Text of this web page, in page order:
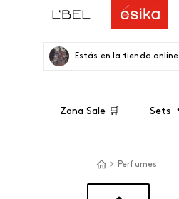
Estás en la tienda
Zona Sale 🛒 Sets
Perfumes